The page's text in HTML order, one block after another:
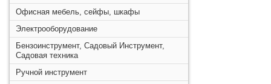
Офисная мебель, сейфы, шкафы
Электрооборудование
Бензоинструмент, Садовый Инструмент,
Садовая техника
Ручной инструмент